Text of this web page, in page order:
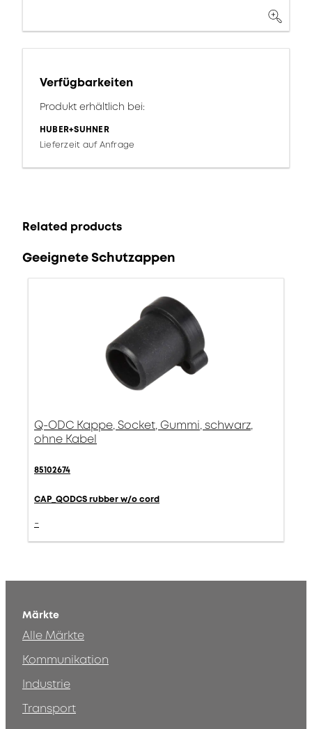
Verfügbarkeiten
Produkt erhältlich bei:
HUBER+SUHNER
Lieferzeit auf Anfrage
Related products
Geeignete Schutzappen
Q-ODC Kappe, Socket, Gummi, schwarz,
ohne Kabel
85102674
CAP_QODCS rubber w/o cord
-
Märkte
Alle Märkte
Kommunikation
Industrie
Transport